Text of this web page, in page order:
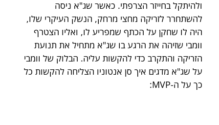
ולהיתקל בחייזר הצרפתי. כאשר שג"א ניסה
להשתחרר לזריקה מחצי מרחק, הנשק העיקרי שלו,
היה לו שחקן על הכתף שמפריע לו, ואליו הצטרף
וומבי שזיהה את הרגע בו שג"א מתחיל את תנועת
הזריקה והתקרב כדי להקשות עליה. הבלוק של וומבי
על שג"א מדגים איך סן אנטוניו הצליחה להקשות כל
כך על ה-MVP: